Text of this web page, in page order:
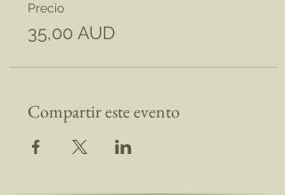
Precio
35,00 AUD
Compartir este evento